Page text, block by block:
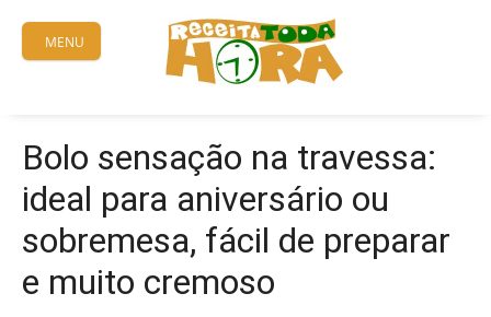
content
MENU
Bolo sensação na travessa:
ideal para aniversário ou
sobremesa, fácil de preparar
e muito cremoso